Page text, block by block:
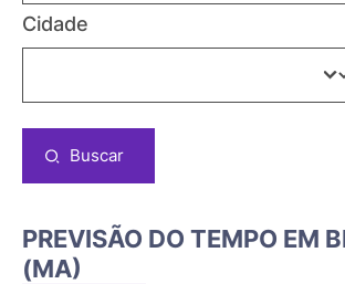
Cidade
Buscar
PREVISÃO DO TEMPO EM
(MA)